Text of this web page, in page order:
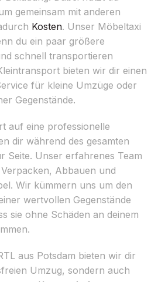
gemeinsam mit anderen
Kosten. Unser Möbeltaxi
du ein paar größere
schnell transportieren
bieten wir dir einen
für kleine Umzüge oder
Gegenstände.
auf eine professionelle
dir während des gesamten
Seite. Unser erfahrenes Team
Abbauen und
Wir kümmern uns um den
wertvollen Gegenstände
sie ohne Schäden an deinem
aus Potsdam bieten wir dir
Umzug, sondern auch